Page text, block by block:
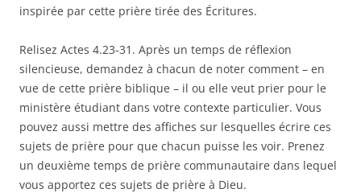
inspirée par cette prière tirée des Écritures.
Relisez Actes 4.23-31. Après un temps de réflexion
silencieuse, demandez à chacun de noter comment – en
vue de cette prière biblique – il ou elle veut prier pour le
ministère étudiant dans votre contexte particulier. Vous
pouvez aussi mettre des affiches sur lesquelles écrire ces
sujets de prière pour que chacun puisse les voir. Prenez
un deuxième temps de prière communautaire dans lequel
vous apportez ces sujets de prière à Dieu.